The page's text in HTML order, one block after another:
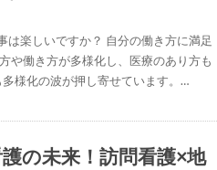
は楽しいですか？ 自分の働き方に満足
や働き方が多様化し、医療のあり方も
様化の波が押し寄せています。…
の未来！訪問看護×地